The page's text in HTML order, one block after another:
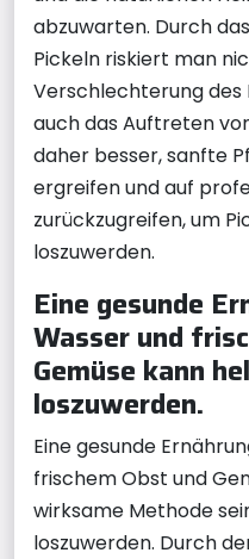
abzuwarten. Durch
Pickeln riskiert man
Verschlechterung des
auch das Auftreten
daher besser, sanfte
ergreifen und auf
zurückzugreifen, um
loszuwerden.
Eine gesunde
Wasser und
Gemüse kann
loszuwerden.
Eine gesunde
frischem Obst und
wirksame Methode
loszuwerden. Durch